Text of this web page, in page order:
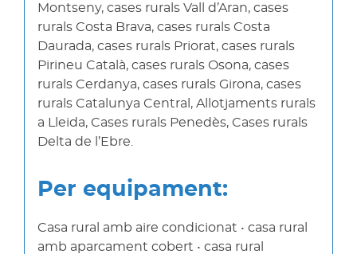
Montseny, cases rurals Vall d’Aran, cases
rurals Costa Brava, cases rurals Costa
Daurada, cases rurals Priorat, cases rurals
Pirineu Català, cases rurals Osona, cases
rurals Cerdanya, cases rurals Girona, cases
rurals Catalunya Central, Allotjaments rurals
a Lleida, Cases rurals Penedès, Cases rurals
Delta de l’Ebre.
Per equipament:
Casa rural amb aire condicionat • casa rural
amb aparcament cobert • casa rural